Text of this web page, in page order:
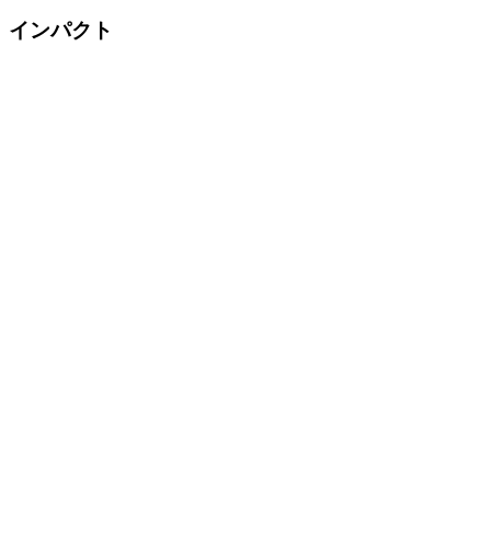
インパクト